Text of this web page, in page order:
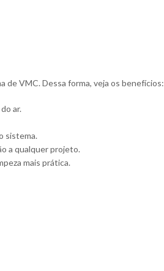
de VMC. Dessa forma, veja os benefícios:
ar.
sistema.
a qualquer projeto.
mais prática.